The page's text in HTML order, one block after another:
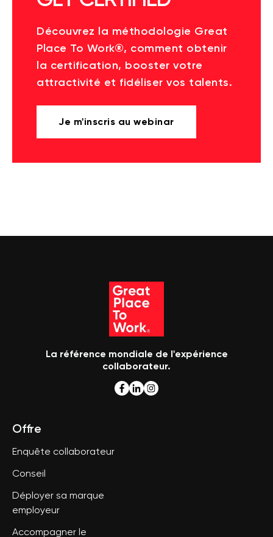
Découvrez la méthodologie Great
Place To Work®, comment obtenir
la certification, booster votre
attractivité et fidéliser vos talents.
Je m'inscris au webinar
La référence mondiale de l'expérience
collaborateur.
Offre
Enquête collaborateur
Conseil
Déployer sa marque
employeur
Accompagner le